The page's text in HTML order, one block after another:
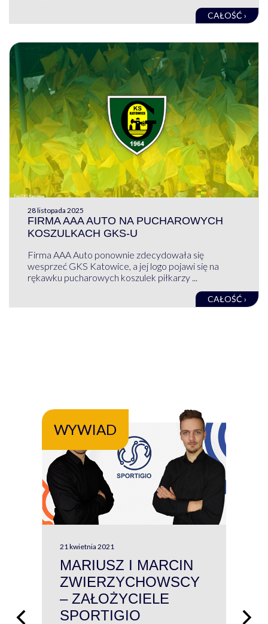
CAŁOŚĆ ›
28 listopada 2025
FIRMA AAA AUTO NA PUCHAROWYCH
KOSZULKACH GKS-U
Firma AAA Auto ponownie zdecydowała się
wesprzeć GKS Katowice, a jej logo pojawi się na
rękawku pucharowych koszulek piłkarzy ...
CAŁOŚĆ ›
WYWIAD
21 kwietnia 2021
MARIUSZ I MARCIN
ZWIERZYCHOWSCY
– ZAŁOŻYCIELE
SPORTIGIO